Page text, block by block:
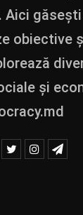
Aici
obiective
și